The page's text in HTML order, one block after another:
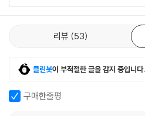
리뷰 53
클린봇이 부적절한 글을 감지 중입니다.
구매한줄평